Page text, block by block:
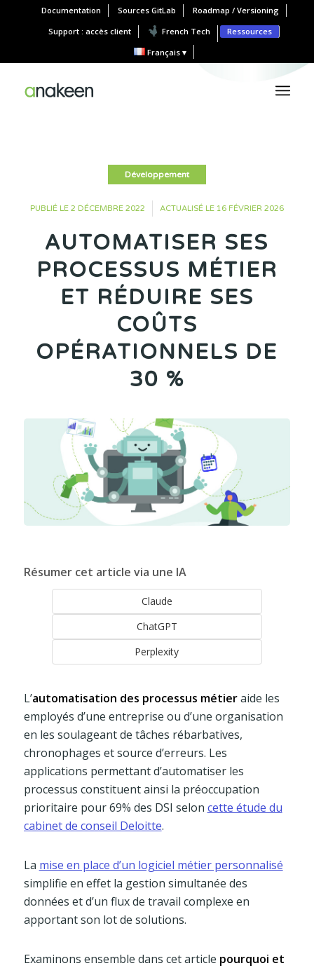
Documentation Sources GitLab
Roadmap / Versioning
Support : accès client
French Tech
Ressources
Français
Développement
PUBLIÉ LE 2 DÉCEMBRE 2022
• ACTUALISÉ LE 16 FÉVRIER 2026
AUTOMATISER SES
PROCESSUS MÉTIER
ET RÉDUIRE SES
COÛTS
OPÉRATIONNELS DE
30 %
Résumer cet article via une IA
Claude
ChatGPT
Perplexity
L’automatisation des processus métieraide les
employés d’une entreprise ou d’une organisation
en les soulageant de tâches rébarbatives,
chronophages et source d’erreurs. Les
applications permettant d’automatiser les
processus constituent ainsi la préoccupation
prioritaire pour 69% des DSI selon cette étude du
cabinet de conseil Deloitte.
La mise en place d’un logiciel métier personnalisé
simplifie en effet la gestion simultanée des
données et d’un flux de travail complexe en
apportant son lot de solutions.
Examinons ensemble dans cet article pourquoi et